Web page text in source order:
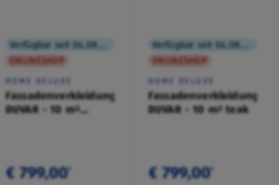
ONLINESHOP
HOME DELUXE
Fassadenverkleidung
DUVAR - 10 m²
€ 799,00¹
ONLINESHOP
HOME DELUXE
Fassadenverkleidung
DUVAR - 10 m² teak
€ 799,00¹